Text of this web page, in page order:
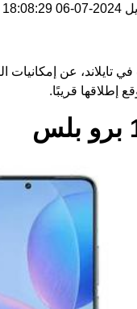
2024-07-06 18:08:29
إطلاقها قريبًا.